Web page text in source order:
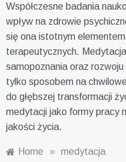
Współczesne badania
wpływ na zdrowie
się ona istotnym
terapeutycznych.
samopoznania oraz
tylko sposobem na
do głębszej transformacji
medytacji jako formy pracy
jakości życia.
Home » medytacja